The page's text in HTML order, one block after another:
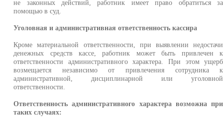
не законных действий, работник имеет право обратиться за
помощью в суд.
Уголовная и административная ответственность кассира
Кроме материальной ответственности, при выявлении недостачи
денежных средств кассе, работник может быть привлечен к
ответственности административного характера. При этом ущерб
возмещается независимо от привлечения сотрудника к
административной, дисциплинарной или уголовной
ответственности.
Ответственность административного характера возможна при
таких случаях: